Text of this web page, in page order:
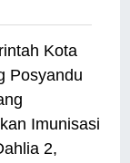
Kota
Posyandu
Imunisasi
2,